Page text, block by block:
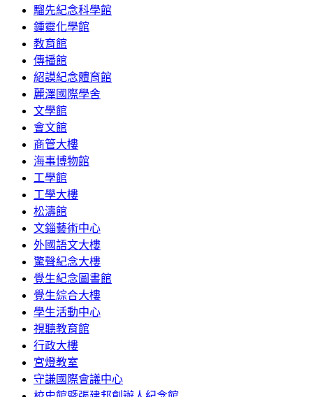
騮先紀念科學館
鍾靈化學館
教育館
傳播館
紹謨紀念體育館
麗澤國際學舍
文學館
會文館
商管大樓
海事博物館
工學館
工學大樓
松濤館
文錙藝術中心
外國語文大樓
驚聲紀念大樓
覺生紀念圖書館
覺生綜合大樓
學生活動中心
視聽教育館
行政大樓
宮燈教室
守謙國際會議中心